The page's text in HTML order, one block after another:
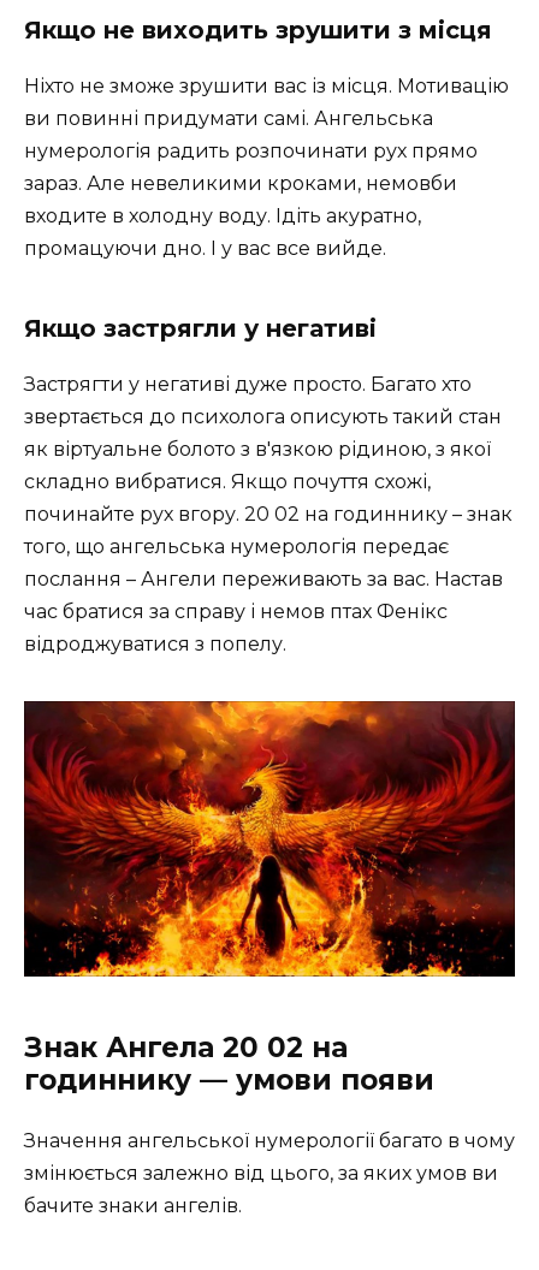
Якщо не виходить зрушити з місця
Ніхто не зможе зрушити вас із місця. Мотивацію
ви повинні придумати самі. Ангельська
нумерологія радить розпочинати рух прямо
зараз. Але невеликими кроками, немовби
входите в холодну воду. Ідіть акуратно,
промацуючи дно. І у вас все вийде.
Якщо застрягли у негативі
Застрягти у негативі дуже просто. Багато хто
звертається до психолога описують такий стан
як віртуальне болото з в'язкою рідиною, з якої
складно вибратися. Якщо почуття схожі,
починайте рух вгору. 20 02 на годиннику – знак
того, що ангельська нумерологія передає
послання – Ангели переживають за вас. Настав
час братися за справу і немов птах Фенікс
відроджуватися з попелу.
Знак Ангела 20 02 на
годиннику — умови появи
Значення ангельської нумерології багато в чому
змінюється залежно від цього, за яких умов ви
бачите знаки ангелів.